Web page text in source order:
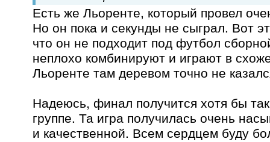
Есть же Льоренте, который провел
Но он пока и секунды не сыграл. Вот
что он не подходит под футбол
неплохо комбинируют и играют в
Льоренте там деревом точно не
Надеюсь, финал получится хотя бы
группе. Та игра получилась очень
и качественной. Всем сердцем буду